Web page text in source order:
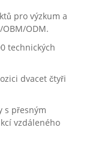
pro výzkum a
ODM.
technických
dvacet čtyři
s přesným
vzdáleného